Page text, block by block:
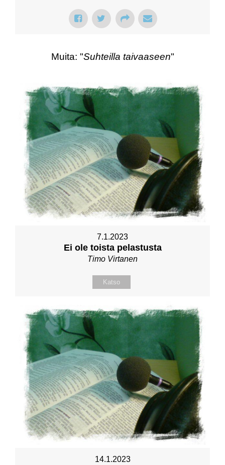
Muita: "Suhteilla taivaaseen"
7.1.2023
Ei ole toista pelastusta
Timo Virtanen
Katso
14.1.2023